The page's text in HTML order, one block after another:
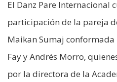
El Danz Pare Internacional
participación de la pareja
Maikan Sumaj
Fay y Andrés Morro,
por la directora de la